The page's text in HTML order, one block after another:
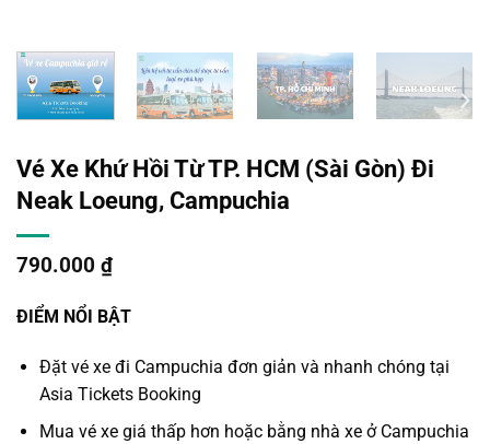
Vé Xe Khứ Hồi Từ TP. HCM (Sài Gòn) Đi
Neak Loeung, Campuchia
790.000 ₫
ĐIỂM NỔI BẬT
Đặt vé xe đi Campuchia đơn giản và nhanh chóng tại
Asia Tickets Booking
Mua vé xegiá thấp hơn hoặc bằng nhà xe ở Campuchia